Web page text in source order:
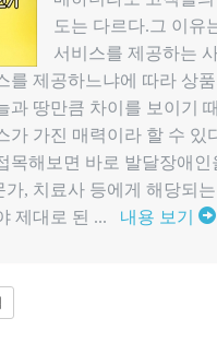
도는 다르다.그 이유
서비스를 제공하는
를 제공하느냐에 따라 상
과 땅만큼 차이를 보이기
가 가진 매력이라 할 수 있
목해보면 바로 발달장애인
가, 치료사 등에게 해당되
제대로 된 ... 내용 보기